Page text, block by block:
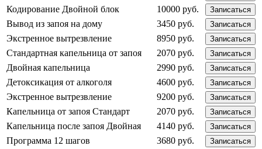
Кодирование Двойной блок 10000 руб. Записаться
Вывод из запоя на дому 3450 руб. Записаться
Экстренное вытрезвление 8950 руб. Записаться
Стандартная капельница от запоя 2070 руб. Записаться
Двойная капельница 2990 руб. Записаться
Детоксикация от алкоголя 4600 руб. Записаться
Экстренное вытрезвление 9200 руб. Записаться
Капельница от запоя Стандарт 2070 руб. Записаться
Капельница после запоя Двойная 4140 руб. Записаться
Программа 12 шагов 3680 руб. Записаться